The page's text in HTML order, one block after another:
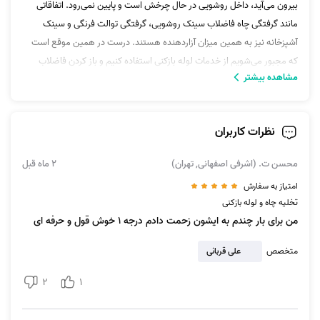
بیرون می‌آید، داخل روشویی در حال چرخش است و پایین نمی‌‌رود. اتفاقاتی
مانند گرفتگی چاه فاضلاب سینک روشویی، گرفتگی توالت فرنگی و سینک
آشپزخانه نیز به همین میزان آزاردهنده هستند. درست در همین موقع‌ است
که مجبور می‌شویم از خدمات لوله بازکنی استفاده کنیم و باز کردن فاضلاب
دستشویی، آشپزخانه، حمام و … را به متخصصانی کاربلد بسپاریم.
دوران استفاده از تلمبه‌های کوچک برای رفع گرفتگی سینک آشپزخانه و یا
بازکنی، این مشکل توسط متخصصین این حوزه حل شده و تا مدت طولانی غیر
قابل بازگشت است. در این سرویس آچاره خدمات زیر با اعزام فوری
سیاربه محل ارائه داده می‌شود.
لوله بازکنی آشپزخانه
رفع بوی بد چاه
مشاهده بیشتر
نظرات کاربران
محسن ت. (اشرفی اصفهانی, تهران) 2 ماه قبل
امتیاز به سفارش
تخلیه چاه و لوله بازکنی
من برای بار چندم به ایشون زحمت دادم درجه ۱ خوش قول و حرفه ای
متخصص علی قربانی
1
2